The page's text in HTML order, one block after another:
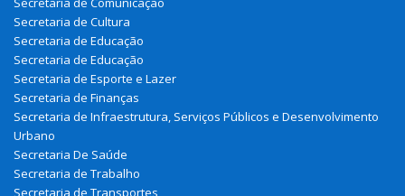
Secretaria de Cultura
Secretaria de Educação
Secretaria de Educação
Secretaria de Esporte e Lazer
Secretaria de Finanças
Secretaria de Infraestrutura, Serviços Públicos e Desenvolvimento
Urbano
Secretaria De Saúde
Secretaria de Trabalho
Secretaria de Transportes